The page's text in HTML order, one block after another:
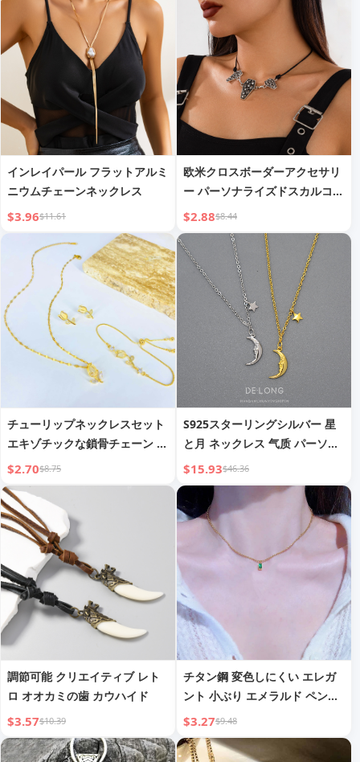
インレイパール フラットアルミ
ニウムチェーンネックレス
$3.96$11.61
欧米クロスボーダーアクセサリ
ー パーソナライズドスカルコフ
ィンレザーワックスコードネッ
クレス ヒップホップ不規則合金
鎖骨チェーン
$2.88$8.44
チューリップネックレスセット
エキゾチックな鎖骨チェーン レ
ディースブレスレットイヤリン
グ
$2.70$8.75
S925スターリングシルバー 星
と月 ネックレス 气质 パーソナ
リティ 女性用 18Kゴールド ク
ラビクルチェーン Ins 韓国 トレ
ンド シルバー ジュエリー
$15.93$46.36
調節可能 クリエイティブ レト
ロ オオカミの歯 カウハイド
$3.57$10.39
チタン鋼 変色しにくい エレガ
ント 小ぶり エメラルド ペンダ
ント ジルコニア 小粒ダイヤ 丸
珠 ネックレス ライトラグジュ
アリー 鎖骨チェーン
$3.27$9.48